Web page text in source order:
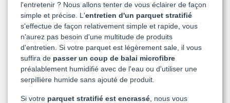
l'entretenir ? Nous allons tenter de vous éclairer de façon
simple et précise. L'entretien d'un parquet stratifié
s'effectue de façon relativement simple et rapide, vous
n'aurez pas besoin d'une multitude de produits
d'entretien. Si votre parquet est légèrement sale, il vous
suffira de passer un coup de balai microfibre
préalablement humidifié avec de l'eau ou d'utiliser une
serpillière humide sans ajouté de produit.
Si votre parquet stratifié est encrassé, nous vous